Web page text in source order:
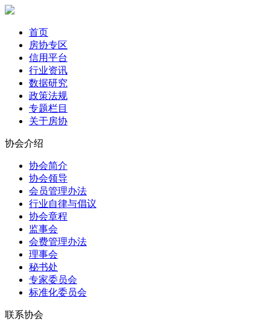
首页
房协专区
信用平台
行业资讯
数据研究
政策法规
专题栏目
关于房协
协会介绍
协会简介
协会领导
会员管理办法
行业自律与倡议
协会章程
监事会
会费管理办法
理事会
秘书处
专家委员会
标准化委员会
联系协会